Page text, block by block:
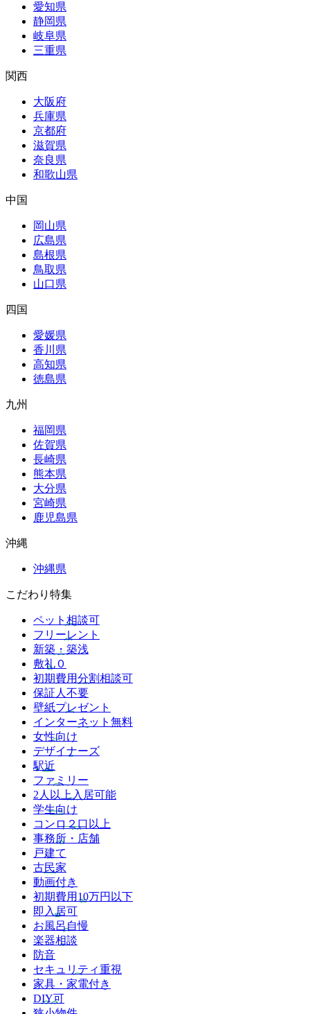
愛知県
静岡県
岐阜県
三重県
関西
大阪府
兵庫県
京都府
滋賀県
奈良県
和歌山県
中国
岡山県
広島県
島根県
鳥取県
山口県
四国
愛媛県
香川県
高知県
徳島県
九州
福岡県
佐賀県
長崎県
熊本県
大分県
宮崎県
鹿児島県
沖縄
沖縄県
こだわり特集
ペット相談可
フリーレント
新築・築浅
敷礼０
初期費用分割相談可
保証人不要
壁紙プレゼント
インターネット無料
女性向け
デザイナーズ
駅近
ファミリー
2人以上入居可能
学生向け
コンロ２口以上
事務所・店舗
戸建て
古民家
動画付き
初期費用10万円以下
即入居可
お風呂自慢
楽器相談
防音
セキュリティ重視
家具・家電付き
DIY可